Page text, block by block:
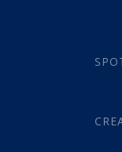
God